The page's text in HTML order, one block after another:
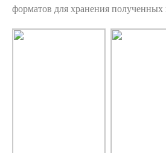
форматов для хранения полученных